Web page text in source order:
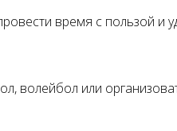
время с пользой и
волейбол или